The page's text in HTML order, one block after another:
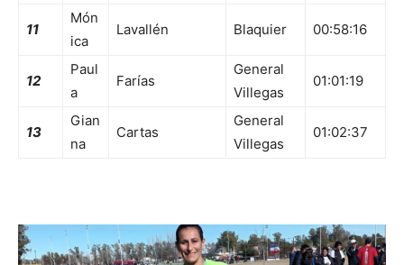
11
Món
ica
Lavallén Blaquier 00:58:16
12
Paul
a
Farías
General
Villegas
01:01:19
13
Gian
na
Cartas
General
Villegas
01:02:37